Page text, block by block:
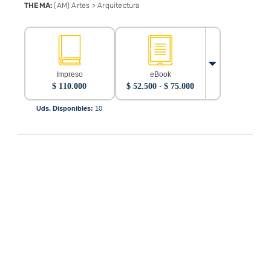
THEMA: (AM) Artes > Arquitectura
Impreso
$ 110.000
Uds. Disponibles: 10
eBook
$ 52.500 - $ 75.000Rango